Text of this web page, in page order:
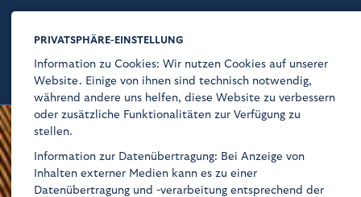
Kaiser-Wilhelm-Gedächtnis-Kirche
Über
PRIVATSPHÄRE-EINSTELLUNG
Information zu Cookies: Wir nutzen Cookies auf unserer
Website. Einige von ihnen sind technisch notwendig,
während andere uns helfen, diese Website zu verbessern
oder zusätzliche Funktionalitäten zur Verfügung zu
stellen.
Information zur Datenübertragung: Bei Anzeige von
Inhalten externer Medien kann es zu einer
Datenübertragung und -verarbeitung entsprechend der